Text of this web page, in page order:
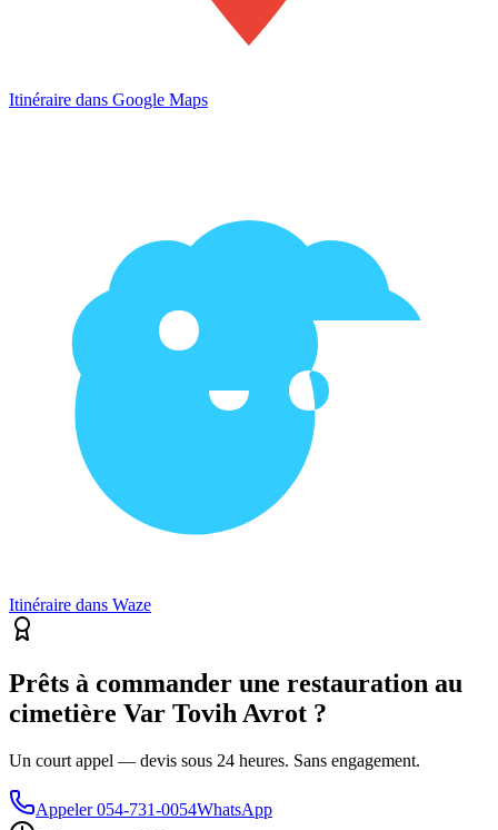
Itinéraire dans Google Maps
Itinéraire dans Waze
Prêts à commander une restauration au
cimetière Var Tovih Avrot ?
Un court appel — devis sous 24 heures. Sans engagement.
Appeler 054-731-0054WhatsApp